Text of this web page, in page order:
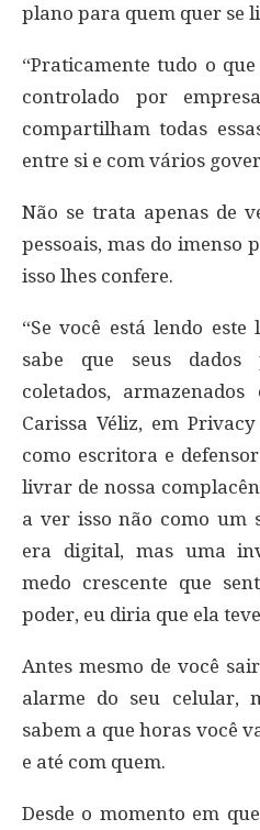
plano para quem quer se
“Praticamente tudo o
controlado por
compartilham todas
entre si e com vários
Não se trata apenas de
pessoais, mas do imenso
isso lhes confere.
“Se você está lendo
sabe que seus dados
coletados, armazenados
Carissa Véliz, em
como escritora e
livrar de nossa
a ver isso não como um
era digital, mas uma
medo crescente que
poder, eu diria que ela
Antes mesmo de você
alarme do seu celular,
sabem a que horas você
e até com quem.
Desde o momento em